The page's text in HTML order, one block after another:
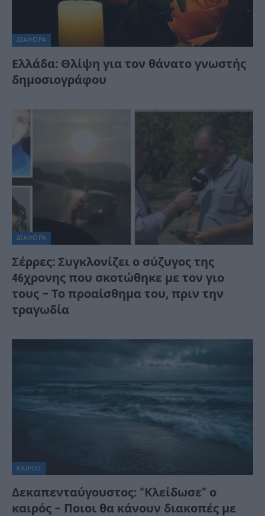
ΔΙΆΦΟΡΑ
Ελλάδα: Θλίψη για τον θάνατο γνωστής
δημοσιογράφου
ΔΙΆΦΟΡΑ
Σέρρες: Συγκλονίζει ο σύζυγος της
46χρονης που σκοτώθηκε με τον γιο
τους – Το προαίσθημα του, πριν την
τραγωδία
ΚΑΙΡΌΣ
Δεκαπενταύγουστος: “Κλείδωσε” ο
καιρός – Ποιοι θα κάνουν διακοπές με